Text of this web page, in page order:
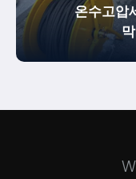
온수고압